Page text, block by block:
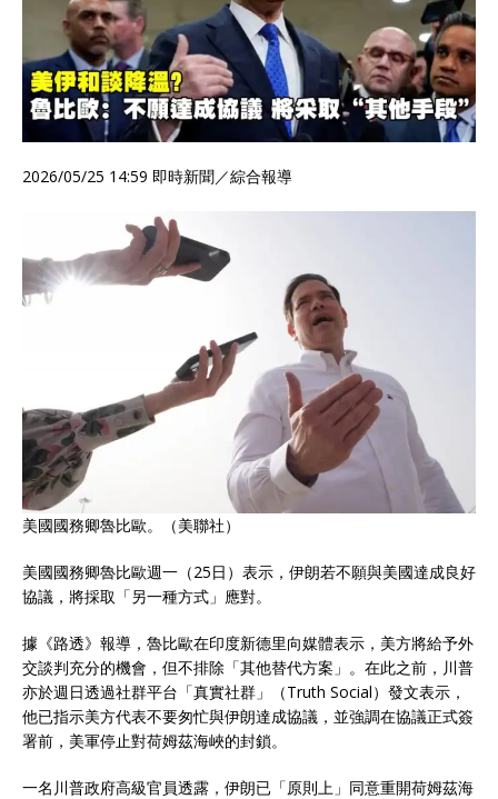
2026/05/25 14:59 即時新聞／綜合報導
美國國務卿魯比歐。（美聯社）
美國國務卿魯比歐週一（25日）表示，伊朗若不願與美國達成良好
協議，將採取「另一種方式」應對。
據《路透》報導，魯比歐在印度新德里向媒體表示，美方將給予外
交談判充分的機會，但不排除「其他替代方案」。在此之前，川普
亦於週日透過社群平台「真實社群」（Truth Social）發文表示，
他已指示美方代表不要匆忙與伊朗達成協議，並強調在協議正式簽
署前，美軍停止對荷姆茲海峽的封鎖。
一名川普政府高級官員透露，伊朗已「原則上」同意重開荷姆茲海